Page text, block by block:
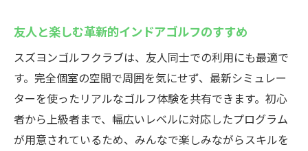
友人と楽しむ革新的インドアゴルフのすすめ
スズヨンゴルフクラブは、友人同士での利用にも最適で
す。完全個室の空間で周囲を気にせず、最新シミュレー
ターを使ったリアルなゴルフ体験を共有できます。初心
者から上級者まで、幅広いレベルに対応したプログラム
が用意されているため、みんなで楽しみながらスキルを